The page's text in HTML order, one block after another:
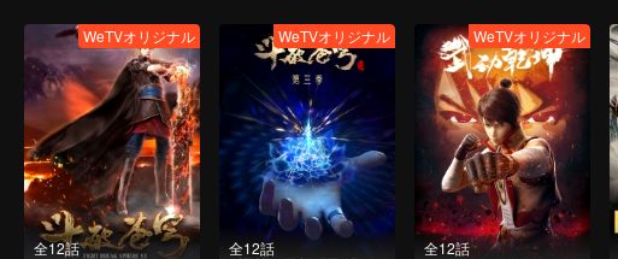
全12話
WeTVオリジナル
全12話
WeTVオリジナル
全12話
WeTVオリジナル